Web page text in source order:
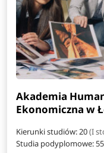
Akademia
Ekonomiczna w
Kierunki studiów: 20(I
Studia podyplomowe:55